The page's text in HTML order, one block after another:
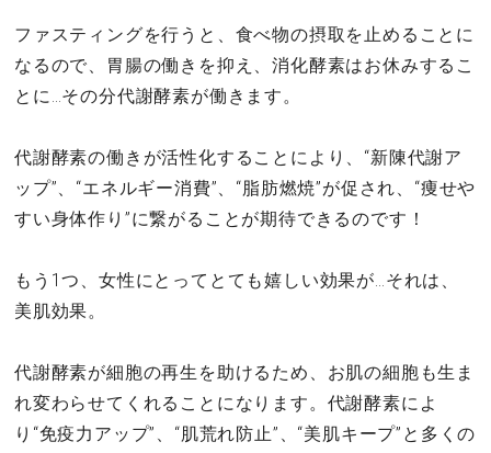
ファスティングを行うと、食べ物の摂取を止めることに
なるので、胃腸の働きを抑え、消化酵素はお休みするこ
とに…その分代謝酵素が働きます。
代謝酵素の働きが活性化することにより、“新陳代謝ア
ップ”、“エネルギー消費”、“脂肪燃焼”が促され、“痩せや
すい身体作り”に繋がることが期待できるのです！
もう1つ、女性にとってとても嬉しい効果が…それは、
美肌効果。
代謝酵素が細胞の再生を助けるため、お肌の細胞も生ま
れ変わらせてくれることになります。代謝酵素によ
り“免疫力アップ”、“肌荒れ防止”、“美肌キープ”と多くの